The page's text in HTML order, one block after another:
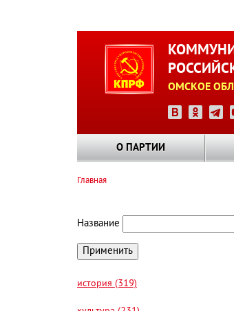
ОМСКОЕ
О ПАРТИИ
Главная
Название
история (319)